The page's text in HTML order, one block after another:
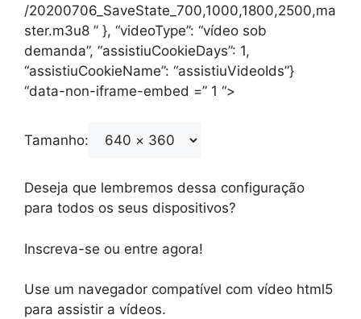
/20200706_SaveState_700,1000,1800,2500,ma
ster.m3u8 ” }, “videoType”: “vídeo sob
demanda”, “assistiuCookieDays”: 1,
“assistiuCookieName”: “assistiuVideoIds”}
“data-non-iframe-embed =” 1 “>
Tamanho:
Deseja que lembremos dessa configuração
para todos os seus dispositivos?
Inscreva-se ou entre agora!
Use um navegador compatível com vídeo html5
para assistir a vídeos.